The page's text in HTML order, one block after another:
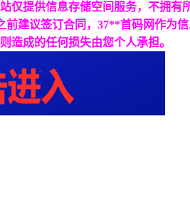
仅提供信息存储空间服务，不拥
前建议签订合同，37**首码网作为
造成的任何损失由您个人承担。